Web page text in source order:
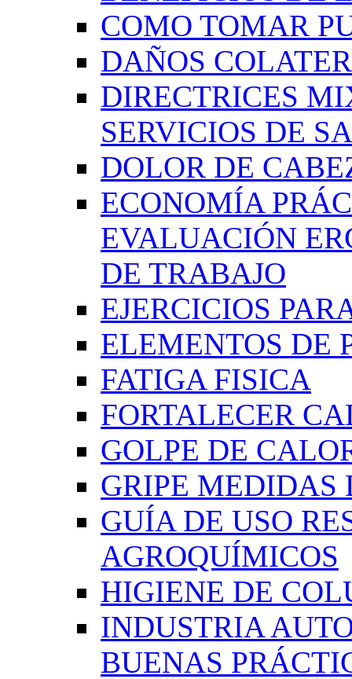
COMO TOMAR
DAÑOS
DIRECTRICES
SERVICIOS DE
DOLOR DE
ECONOMÍA
EVALUACIÓN
DE TRABAJO
EJERCICIOS
ELEMENTOS DE
FATIGA FISICA
FORTALECER
GOLPE DE
GRIPE MEDIDAS
GUÍA DE USO
AGROQUÍMICOS
HIGIENE DE
INDUSTRIA
BUENAS